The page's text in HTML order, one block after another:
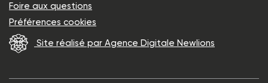
Foire aux questions
Préférences cookies
Site réalisé par Agence Digitale Newlions